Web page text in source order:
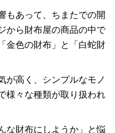
もあって、ちまたでの開
から財布屋の商品の中で
金色の財布」と「白蛇財
が高く、シンプルなモノ
様々な種類が取り扱われ
な財布にしようか」と悩